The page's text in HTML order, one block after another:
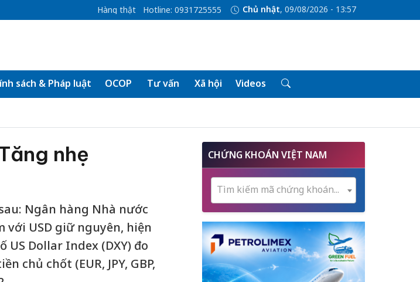
Hàng thật Hotline: 0931725555 Chủ nhật, 09/08/2026 - 13:57
sách & Pháp luật OCOP Tư vấn Xã hội Videos
nhẹ
Ngân hàng Nhà nước
USD giữ nguyên, hiện
US Dollar Index (DXY) đo
chủ chốt (EUR, JPY, GBP,
CHỨNG KHOÁN VIỆT NAM
Tìm kiếm mã chứng khoán...